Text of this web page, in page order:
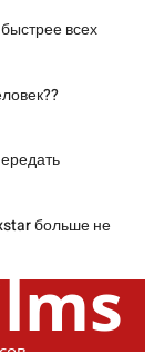
всех
больше не